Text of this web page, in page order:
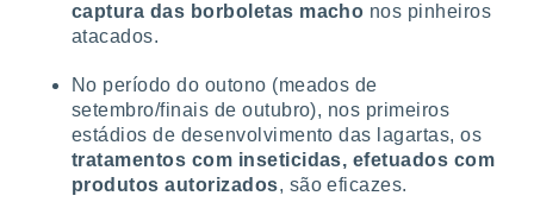
captura das borboletas macho nos pinheiros
atacados.
No período do outono (meados de
setembro/finais de outubro), nos primeiros
estádios de desenvolvimento das lagartas, os
tratamentos com inseticidas, efetuados com
produtos autorizados, são eficazes.